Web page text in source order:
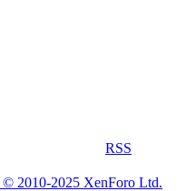
RSS
© 2010-2025 XenForo Ltd.